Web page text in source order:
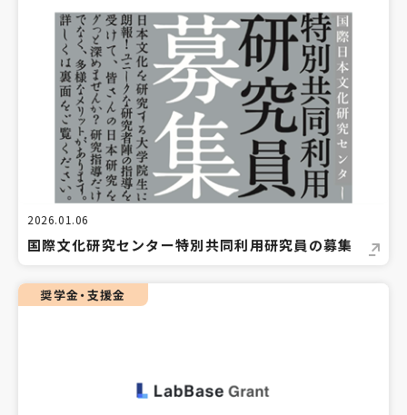
2026.01.06
国際文化研究センター特別共同利用研究員の募集
奨学金・支援金